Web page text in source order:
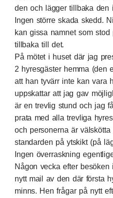
den och lägger tillbaka den
Ingen större skada skedd.
kan gissa namnet som
tillbaka till det.
På mötet i huset där jag
2 hyresgäster hemma (den
att han tyvärr inte kan vara
uppskattar att jag gav
är en trevlig stund och jag
prata med alla trevliga
och personerna är
standarden på ytskikt (på
Ingen överraskning
Någon vecka efter
nytt mail av den där första
minns. Hen frågar på nytt